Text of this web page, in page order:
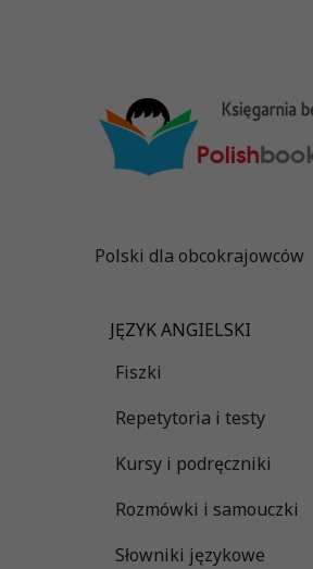
Polski dla obcokrajowców
JĘZYK ANGIELSKI
Fiszki
Repetytoria i testy
Kursy i podręczniki
Rozmówki i samouczki
Słowniki językowe